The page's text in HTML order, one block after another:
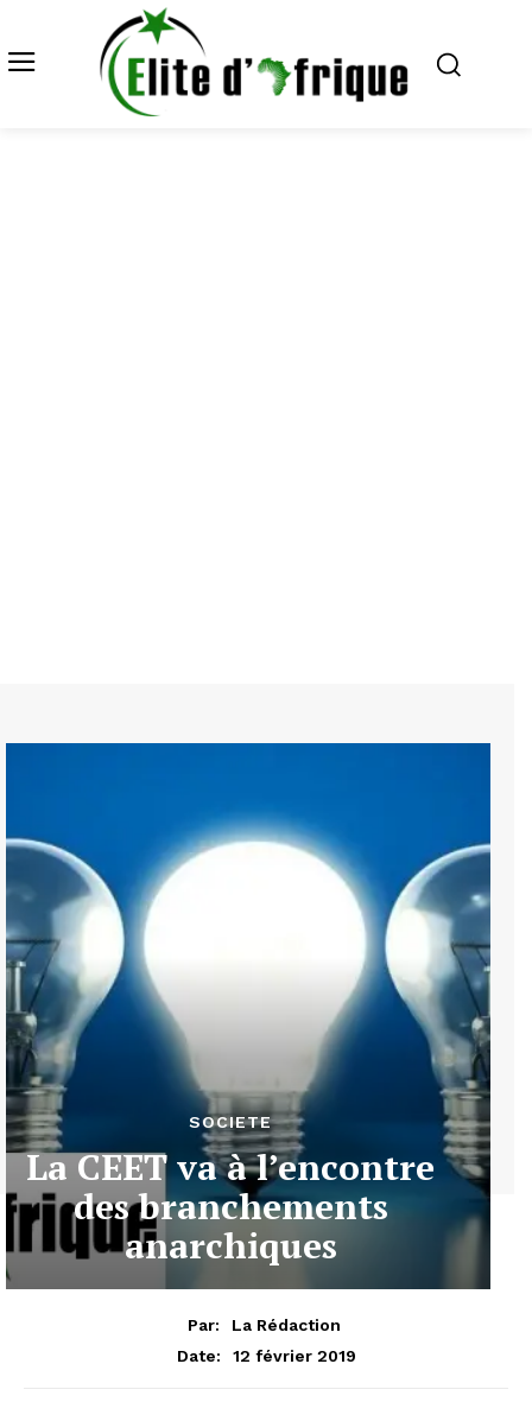
SOCIETE
La CEET va à l’encontre
des branchements
anarchiques
Par:
La Rédaction
Date:
12 février 2019